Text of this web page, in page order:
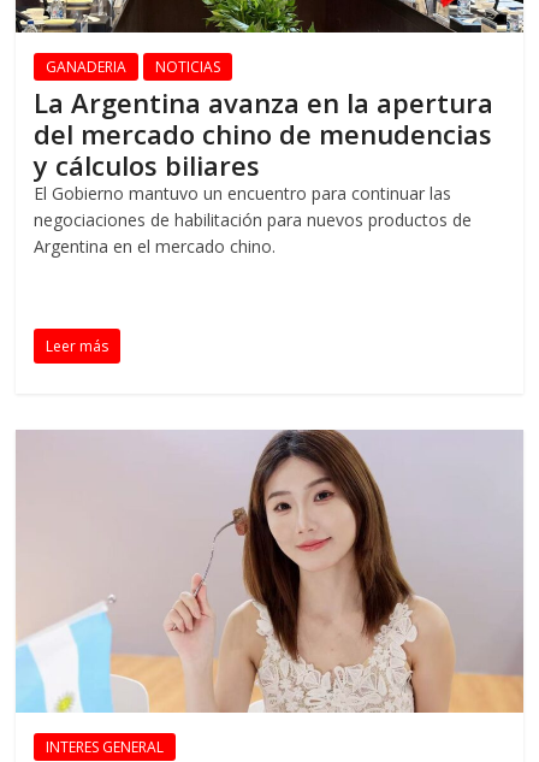
GANADERIA NOTICIAS
La Argentina avanza en la apertura
del mercado chino de menudencias
y cálculos biliares
El Gobierno mantuvo un encuentro para continuar las
negociaciones de habilitación para nuevos productos de
Argentina en el mercado chino.
Leer más
INTERES GENERAL